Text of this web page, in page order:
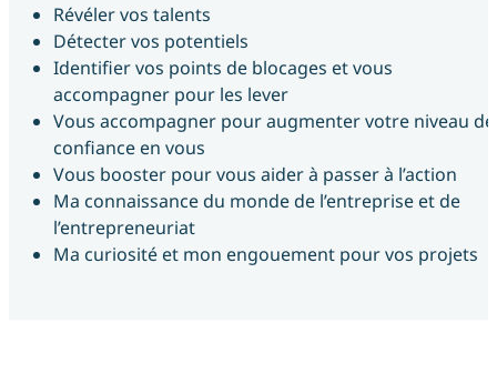
Révéler vos talents
Détecter vos potentiels
Identifier vos points de blocages et vous
accompagner pour les lever
Vous accompagner pour augmenter votre niveau de
confiance en vous
Vous booster pour vous aider à passer à l’action
Ma connaissance du monde de l’entreprise et de
l’entrepreneuriat
Ma curiosité et mon engouement pour vos projets